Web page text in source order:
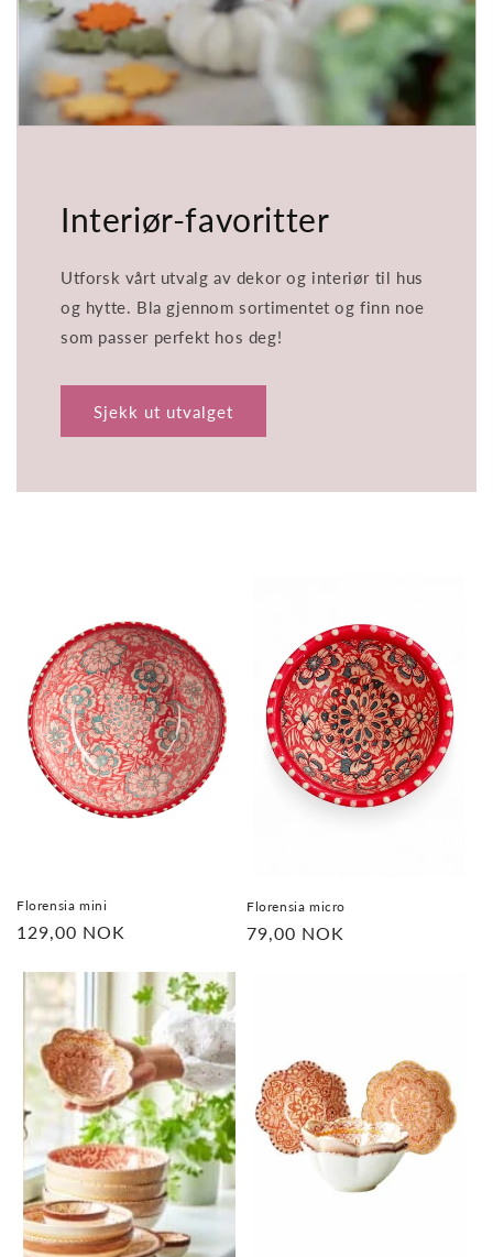
Interiør-favoritter
Utforsk vårt utvalg av dekor og interiør til hus
og hytte. Bla gjennom sortimentet og finn noe
som passer perfekt hos deg!
Sjekk ut utvalget
Florensia mini
Vanlig
129,00 NOK
Florensia micro
Vanlig
79,00 NOK